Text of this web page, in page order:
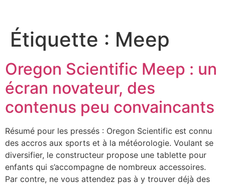
Étiquette : Meep
Oregon Scientific Meep : un
écran novateur, des
contenus peu convaincants
Résumé pour les pressés : Oregon Scientific est connu
des accros aux sports et à la météorologie. Voulant se
diversifier, le constructeur propose une tablette pour
enfants qui s’accompagne de nombreux accessoires.
Par contre, ne vous attendez pas à y trouver déjà des